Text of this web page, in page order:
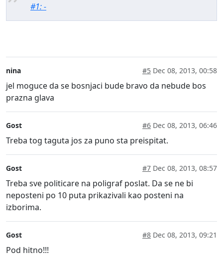
#1: -
nina #5 Dec 08, 2013, 00:58
jel moguce da se bosnjaci bude bravo da nebude bos
prazna glava
Gost #6 Dec 08, 2013, 06:46
Treba tog taguta jos za puno sta preispitat.
Gost #7 Dec 08, 2013, 08:57
Treba sve politicare na poligraf poslat. Da se ne bi
neposteni po 10 puta prikazivali kao posteni na
izborima.
Gost #8 Dec 08, 2013, 09:21
Pod hitno!!!